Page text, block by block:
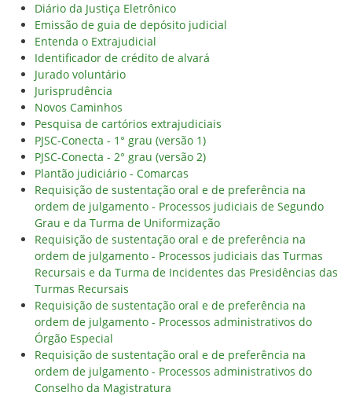
Diário da Justiça Eletrônico
Emissão de guia de depósito judicial
Entenda o Extrajudicial
Identificador de crédito de alvará
Jurado voluntário
Jurisprudência
Novos Caminhos
Pesquisa de cartórios extrajudiciais
PJSC-Conecta - 1° grau (versão 1)
PJSC-Conecta - 2° grau (versão 2)
Plantão judiciário - Comarcas
Requisição de sustentação oral e de preferência na
ordem de julgamento - Processos judiciais de Segundo
Grau e da Turma de Uniformização
Requisição de sustentação oral e de preferência na
ordem de julgamento - Processos judiciais das Turmas
Recursais e da Turma de Incidentes das Presidências das
Turmas Recursais
Requisição de sustentação oral e de preferência na
ordem de julgamento - Processos administrativos do
Órgão Especial
Requisição de sustentação oral e de preferência na
ordem de julgamento - Processos administrativos do
Conselho da Magistratura